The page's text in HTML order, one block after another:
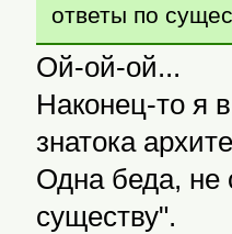
ответы по
Ой-ой-ой...
Наконец-то я
знатока
Одна беда, не
существу".